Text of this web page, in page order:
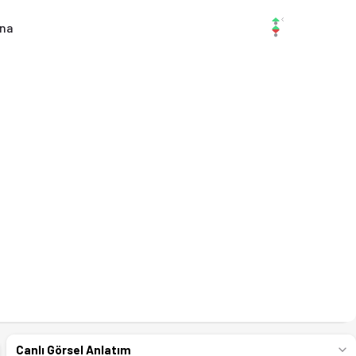
Canlı Görsel Anlatım